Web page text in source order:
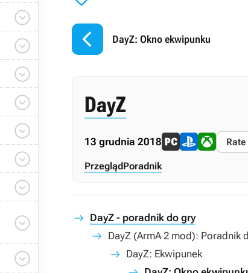









 DayZ: Okno ekwipunku
DayZ
13 grudnia 2018
PrzeglądPoradnik
DayZ - poradnik do gry
DayZ (ArmA 2 mod): Poradnik
DayZ: Ekwipunek